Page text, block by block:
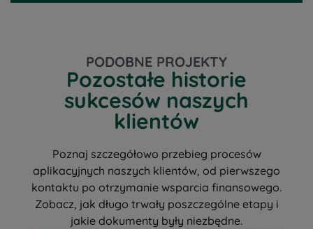
PODOBNE PROJEKTY
Pozostałe historie
sukcesów naszych
klientów
Poznaj szczegółowo przebieg procesów
aplikacyjnych naszych klientów, od pierwszego
kontaktu po otrzymanie wsparcia finansowego.
Zobacz, jak długo trwały poszczególne etapy i
jakie dokumenty były niezbędne.